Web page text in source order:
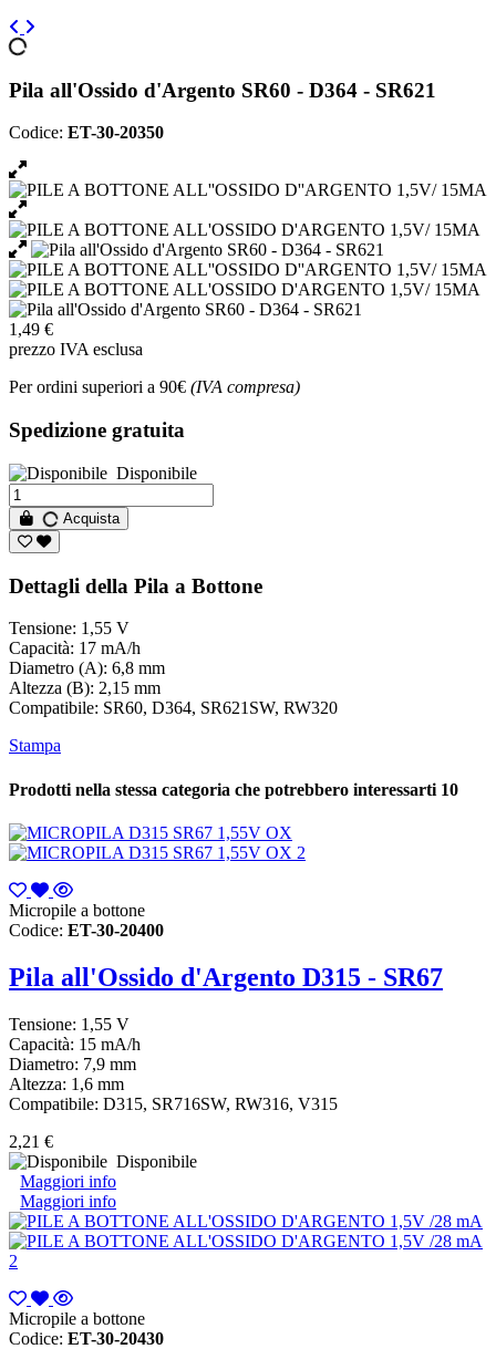
Pila all'Ossido d'Argento SR60 - D364 - SR621
Codice: ET-30-20350
1,49 €
prezzo IVA esclusa
Per ordini superiori a 90€ (IVA compresa)
Spedizione gratuita
Disponibile
Acquista
Dettagli della Pila a Bottone
Tensione: 1,55 V
Capacità: 17 mA/h
Diametro (A): 6,8 mm
Altezza (B): 2,15 mm
Compatibile: SR60, D364, SR621SW, RW320
Stampa
Prodotti nella stessa categoria che potrebbero interessarti 10
Micropile a bottone
Codice: ET-30-20400
Pila all'Ossido d'Argento D315 - SR67
Tensione: 1,55 V
Capacità: 15 mA/h
Diametro: 7,9 mm
Altezza: 1,6 mm
Compatibile: D315, SR716SW, RW316, V315
2,21 €
Disponibile
Maggiori info
Maggiori info
Micropile a bottone
Codice: ET-30-20430